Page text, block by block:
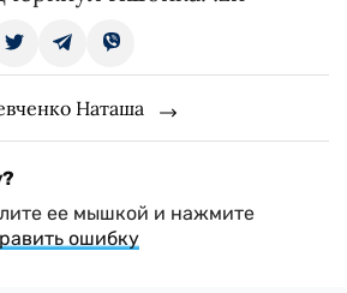
Наташа
ее мышкой и нажмите
ошибку